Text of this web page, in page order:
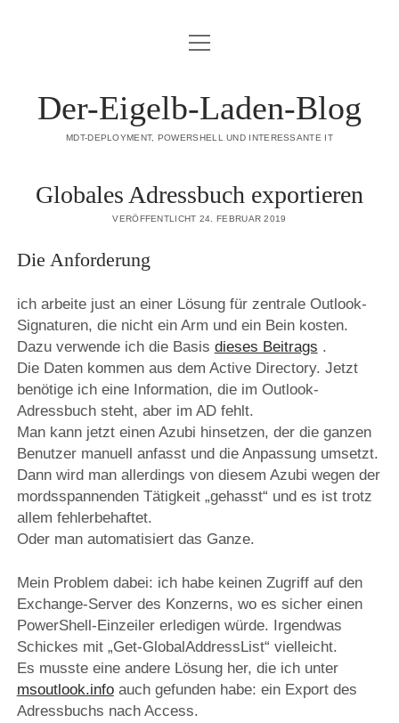
DATENSCHUTZERKLÄRUNG
mastodon
Menü
öffnen
Der-Eigelb-Laden-Blog
MDT-DEPLOYMENT, POWERSHELL UND INTERESSANTE IT
Globales Adressbuch exportieren
VERÖFFENTLICHT 24. FEBRUAR 2019
Die Anforderung
ich arbeite just an einer Lösung für zentrale Outlook-
Signaturen, die nicht ein Arm und ein Bein kosten.
Dazu verwende ich die Basis dieses Beitrags .
Die Daten kommen aus dem Active Directory. Jetzt
benötige ich eine Information, die im Outlook-
Adressbuch steht, aber im AD fehlt.
Man kann jetzt einen Azubi hinsetzen, der die ganzen
Benutzer manuell anfasst und die Anpassung umsetzt.
Dann wird man allerdings von diesem Azubi wegen der
mordsspannenden Tätigkeit „gehasst“ und es ist trotz
allem fehlerbehaftet.
Oder man automatisiert das Ganze.
Mein Problem dabei: ich habe keinen Zugriff auf den
Exchange-Server des Konzerns, wo es sicher einen
PowerShell-Einzeiler erledigen würde. Irgendwas
Schickes mit „Get-GlobalAddressList“ vielleicht.
Es musste eine andere Lösung her, die ich unter
msoutlook.infoauch gefunden habe: ein Export des
Adressbuchs nach Access.